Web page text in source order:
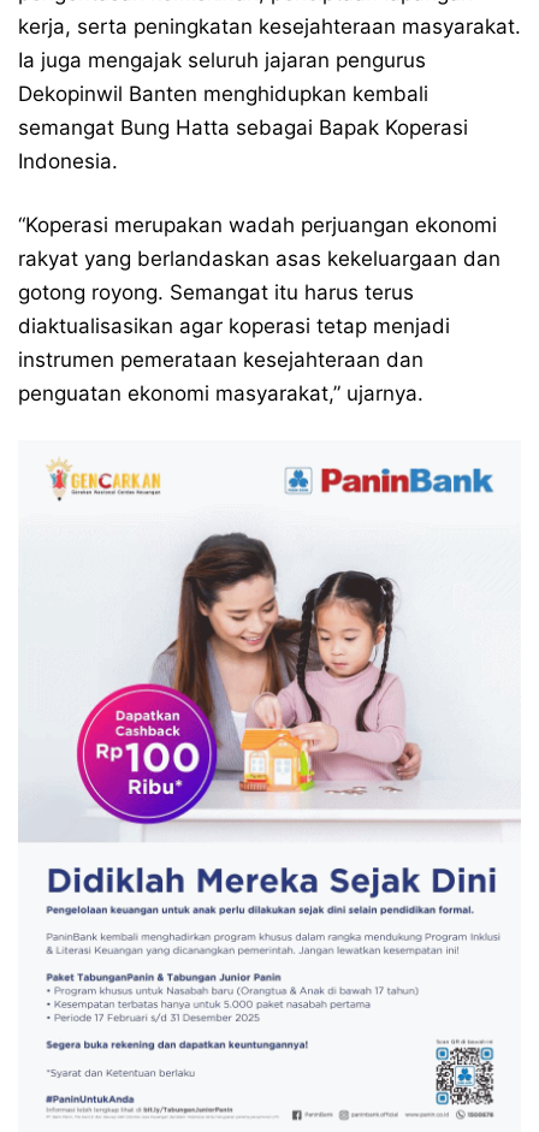
kerja, serta peningkatan kesejahteraan masyarakat.
Ia juga mengajak seluruh jajaran pengurus
Dekopinwil Banten menghidupkan kembali
semangat Bung Hatta sebagai Bapak Koperasi
Indonesia.
“Koperasi merupakan wadah perjuangan ekonomi
rakyat yang berlandaskan asas kekeluargaan dan
gotong royong. Semangat itu harus terus
diaktualisasikan agar koperasi tetap menjadi
instrumen pemerataan kesejahteraan dan
penguatan ekonomi masyarakat,” ujarnya.